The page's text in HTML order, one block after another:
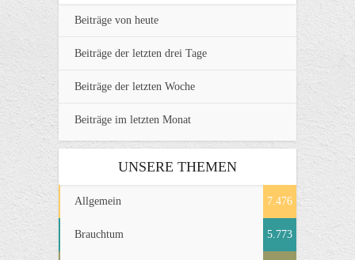
Beiträge von heute
Beiträge der letzten drei Tage
Beiträge der letzten Woche
Beiträge im letzten Monat
UNSERE THEMEN
Allgemein 7.476
Brauchtum 5.773